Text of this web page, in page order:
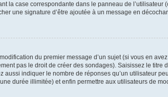
la case correspondante dans le panneau de l’utilisateur
une signature d’être ajoutée à un message en
du premier message d’un sujet (si vous en
pas le droit de créer des sondages). Saisissez le titre
indiquer le nombre de réponses qu’un utilisateur
durée illimitée) et enfin permettre aux utilisateurs de